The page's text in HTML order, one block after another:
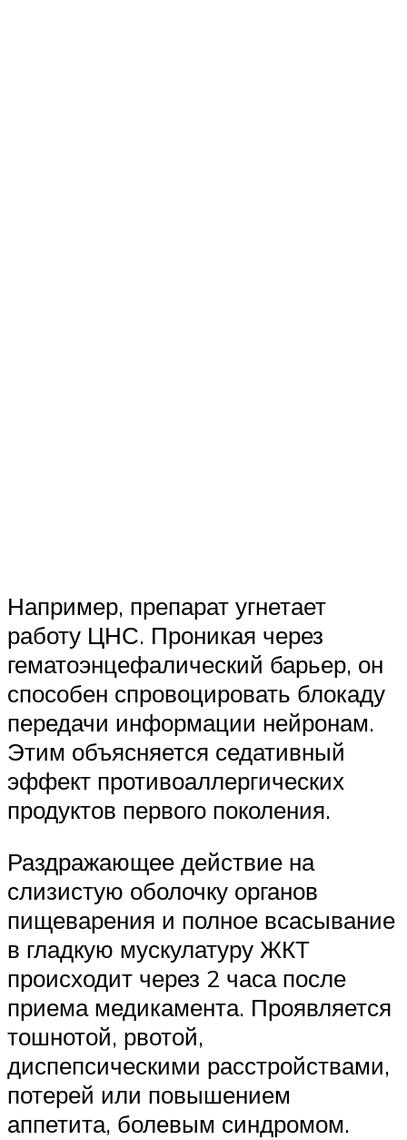
Например, препарат угнетает
работу ЦНС. Проникая через
гематоэнцефалический барьер, он
способен спровоцировать блокаду
передачи информации нейронам.
Этим объясняется седативный
эффект противоаллергических
продуктов первого поколения.
Раздражающее действие на
слизистую оболочку органов
пищеварения и полное всасывание
в гладкую мускулатуру ЖКТ
происходит через 2 часа после
приема медикамента. Проявляется
тошнотой, рвотой,
диспепсическими расстройствами,
потерей или повышением
аппетита, болевым синдромом.